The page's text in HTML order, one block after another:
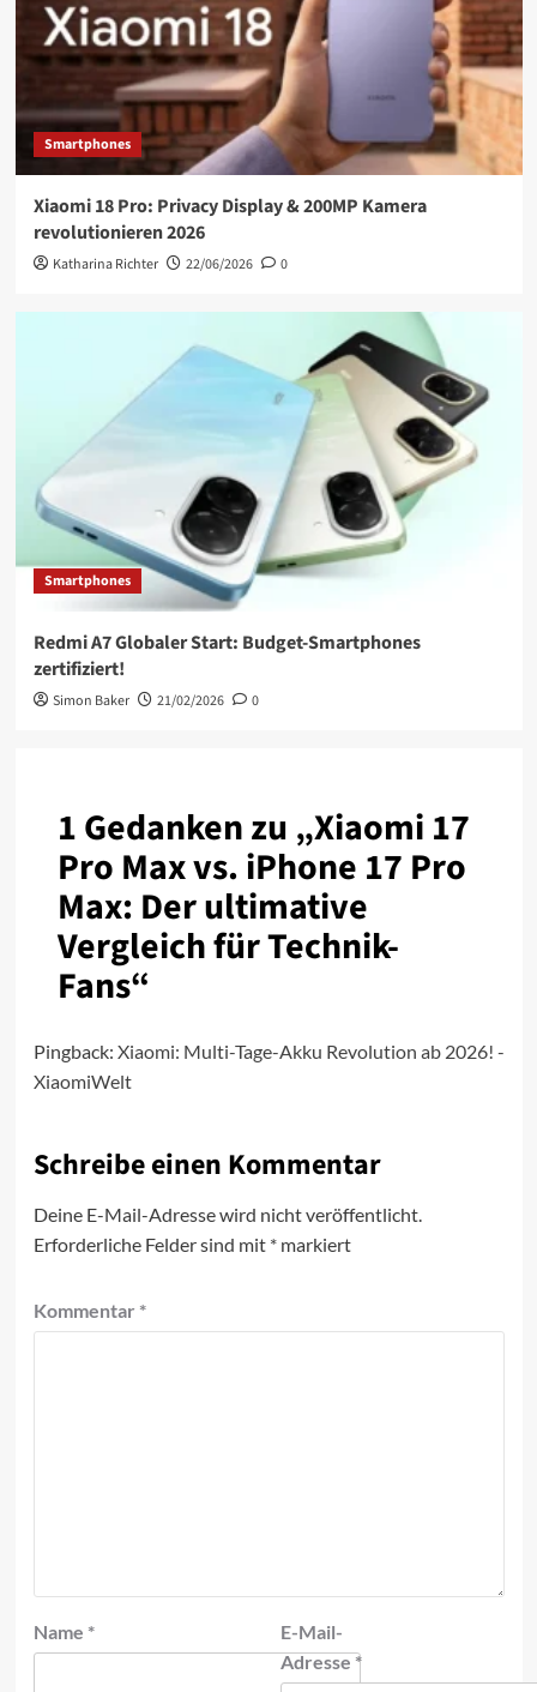
Smartphones
Xiaomi 18 Pro: Privacy Display & 200MP Kamera
revolutionieren 2026
Katharina Richter 22/06/2026 0
Smartphones
Redmi A7 Globaler Start: Budget-Smartphones
zertifiziert!
Simon Baker 21/02/2026 0
1 Gedanken zu „Xiaomi 17
Pro Max vs. iPhone 17 Pro
Max: Der ultimative
Vergleich für Technik-
Fans“
Pingback: Xiaomi: Multi-Tage-Akku Revolution ab 2026! -
XiaomiWelt
Schreibe einen Kommentar
Deine E-Mail-Adresse wird nicht veröffentlicht.
Erforderliche Felder sind mit *markiert
Kommentar *
Name *
E-Mail-
Adresse *